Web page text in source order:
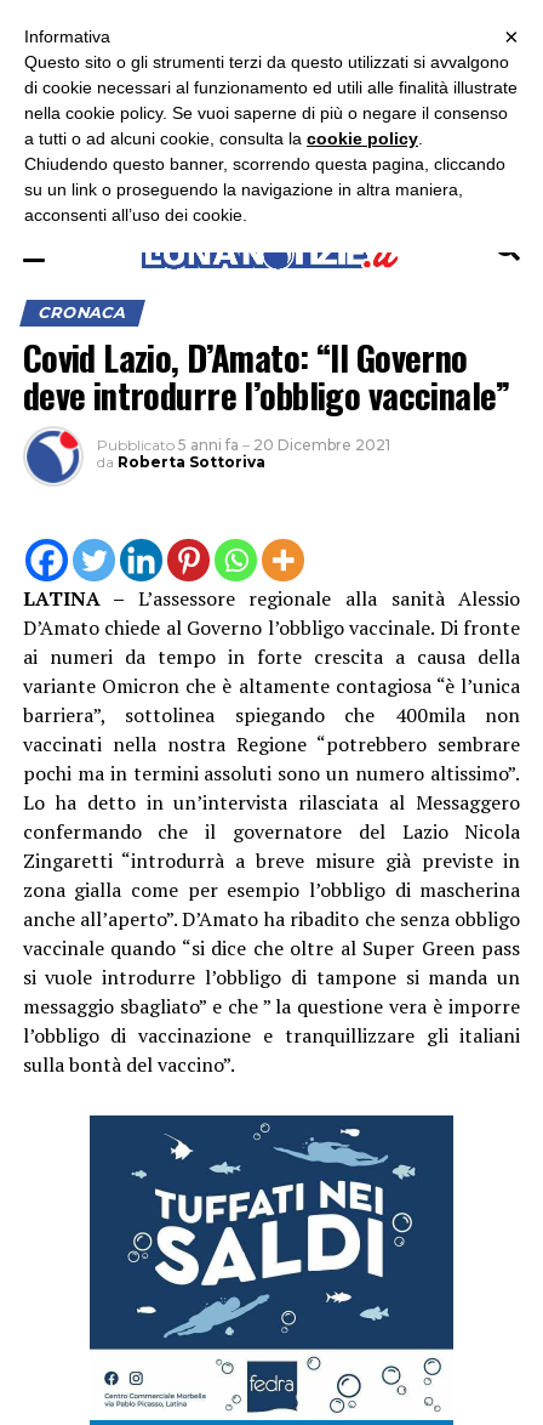
ASCOLTA RADIO LUNA
CRONACA
Covid Lazio, D’Amato: “Il Governo
deve introdurre l’obbligo vaccinale”
Pubblicato 5 anni fa – 20 Dicembre 2021
da Roberta Sottoriva
LATINA – L’assessore regionale alla sanità Alessio
D’Amato chiede al Governo l’obbligo vaccinale. Di fronte
ai numeri da tempo in forte crescita a causa della
variante Omicron che è altamente contagiosa “è l’unica
barriera”, sottolinea spiegando che 400mila non
vaccinati nella nostra Regione “potrebbero sembrare
pochi ma in termini assoluti sono un numero altissimo”.
Lo ha detto in un’intervista rilasciata al Messaggero
confermando che il governatore del Lazio Nicola
Zingaretti “introdurrà a breve misure già previste in
zona gialla come per esempio l’obbligo di mascherina
anche all’aperto”. D’Amato ha ribadito che senza obbligo
vaccinale quando “si dice che oltre al Super Green pass
si vuole introdurre l’obbligo di tampone si manda un
messaggio sbagliato” e che ” la questione vera è imporre
l’obbligo di vaccinazione e tranquillizzare gli italiani
sulla bontà del vaccino”.
×
×
Informativa
Questo sito o gli strumenti terzi da questo utilizzati si avvalgono
di cookie necessari al funzionamento ed utili alle finalità illustrate
nella cookie policy. Se vuoi saperne di più o negare il consenso
a tutti o ad alcuni cookie, consulta la cookie policy
Chiudendo questo banner, scorrendo questa pagina, cliccando
su un link o proseguendo la navigazione in altra maniera,
acconsenti all’uso dei cookie.